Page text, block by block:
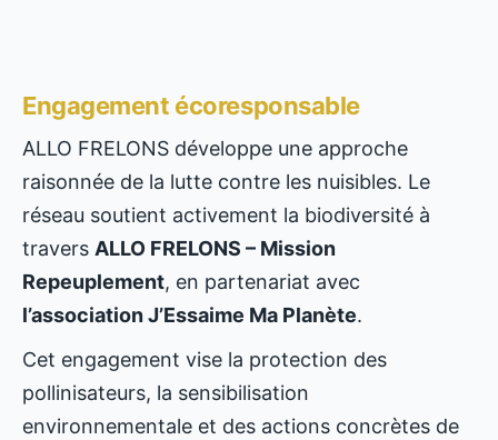
Engagement écoresponsable
ALLO FRELONS développe une approche
raisonnée de la lutte contre les nuisibles. Le
réseau soutient activement la biodiversité à
travers ALLO FRELONS – Mission
Repeuplement, en partenariat avec
l’association J’Essaime Ma Planète.
Cet engagement vise la protection des
pollinisateurs, la sensibilisation
environnementale et des actions concrètes de